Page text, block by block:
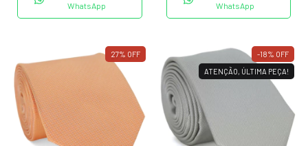
WhatsApp
WhatsApp
27% OFF -18% OFF
ATENÇÃO, ÚLTIMA PEÇA!